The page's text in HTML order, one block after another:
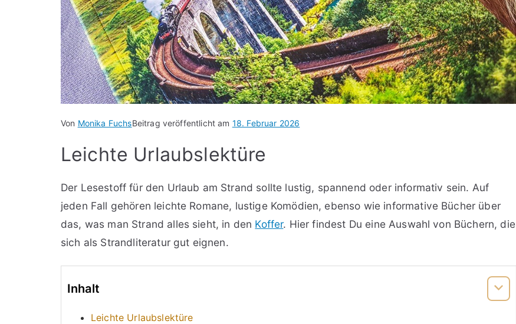
Von Monika FuchsBeitrag veröffentlicht am 18. Februar 2026
Leichte Urlaubslektüre
Der Lesestoff für den Urlaub am Strand sollte lustig, spannend oder informativ sein. Auf
jeden Fall gehören leichte Romane, lustige Komödien, ebenso wie informative Bücher über
das, was man Strand alles sieht, in den Koffer. Hier findest Du eine Auswahl von Büchern, die
sich als Strandliteratur gut eignen.
Inhalt
Leichte Urlaubslektüre